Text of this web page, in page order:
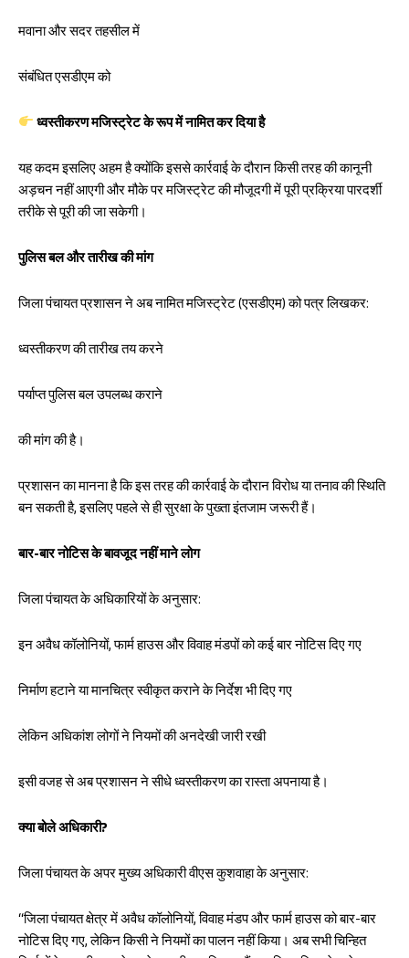
मवाना और सदर तहसील में
संबंधित एसडीएम को
ध्वस्तीकरण मजिस्ट्रेट के रूप में नामित कर दिया है
यह कदम इसलिए अहम है क्योंकि इससे कार्रवाई के दौरान किसी तरह की कानूनी
अड़चन नहीं आएगी और मौके पर मजिस्ट्रेट की मौजूदगी में पूरी प्रक्रिया पारदर्शी
तरीके से पूरी की जा सकेगी।
पुलिस बल और तारीख की मांग
जिला पंचायत प्रशासन ने अब नामित मजिस्ट्रेट (एसडीएम) को पत्र लिखकर:
ध्वस्तीकरण की तारीख तय करने
पर्याप्त पुलिस बल उपलब्ध कराने
की मांग की है।
प्रशासन का मानना है कि इस तरह की कार्रवाई के दौरान विरोध या तनाव की स्थिति
बन सकती है, इसलिए पहले से ही सुरक्षा के पुख्ता इंतजाम जरूरी हैं।
बार-बार नोटिस के बावजूद नहीं माने लोग
जिला पंचायत के अधिकारियों के अनुसार:
इन अवैध कॉलोनियों, फार्म हाउस और विवाह मंडपों को कई बार नोटिस दिए गए
निर्माण हटाने या मानचित्र स्वीकृत कराने के निर्देश भी दिए गए
लेकिन अधिकांश लोगों ने नियमों की अनदेखी जारी रखी
इसी वजह से अब प्रशासन ने सीधे ध्वस्तीकरण का रास्ता अपनाया है।
क्या बोले अधिकारी?
जिला पंचायत के अपर मुख्य अधिकारी वीएस कुशवाहा के अनुसार:
“जिला पंचायत क्षेत्र में अवैध कॉलोनियों, विवाह मंडप और फार्म हाउस को बार-बार
नोटिस दिए गए, लेकिन किसी ने नियमों का पालन नहीं किया। अब सभी चिन्हित